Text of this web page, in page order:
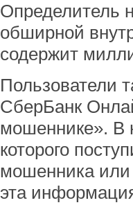
Определитель
обширной
содержит
Пользователи
СберБанк
мошеннике». В
которого
мошенника или
эта